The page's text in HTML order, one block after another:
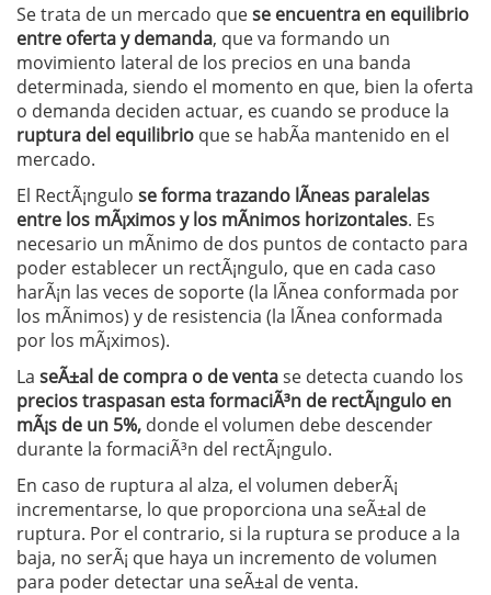
Se trata de un mercado quese encuentra en equilibrio
entre oferta y demanda, que va formando un
movimiento lateral de los precios en una banda
determinada, siendo el momento en que, bien la oferta
o demanda deciden actuar, es cuando se produce la
ruptura del equilibrio que se habÃ­a mantenido en el
mercado.
El RectÃ¡ngulo se forma trazando lÃ­neas paralelas
entre los mÃ¡ximos y los mÃ­nimos horizontales. Es
necesario un mÃ­nimo de dos puntos de contacto para
poder establecer un rectÃ¡ngulo, que en cada caso
harÃ¡n las veces de soporte (la lÃ­nea conformada por
los mÃ­nimos) y de resistencia (la lÃ­nea conformada
por los mÃ¡ximos).
La seÃ±al de compra o de ventase detecta cuando los
precios traspasan esta formaciÃ³n de rectÃ¡ngulo en
mÃ¡s de un 5%, donde el volumen debe descender
durante la formaciÃ³n del rectÃ¡ngulo.
En caso de ruptura al alza, el volumen deberÃ¡
incrementarse, lo que proporciona una seÃ±al de
ruptura. Por el contrario, si la ruptura se produce a la
baja, no serÃ¡ que haya un incremento de volumen
para poder detectar una seÃ±al de venta.